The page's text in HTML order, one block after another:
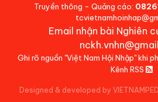
Truyền thông - Quảng cáo:
Email nhận bài Nghiên
Ghi rõ nguồn "Việt Nam Hội Nhập" khi
Kênh RSS
Designed & developed by